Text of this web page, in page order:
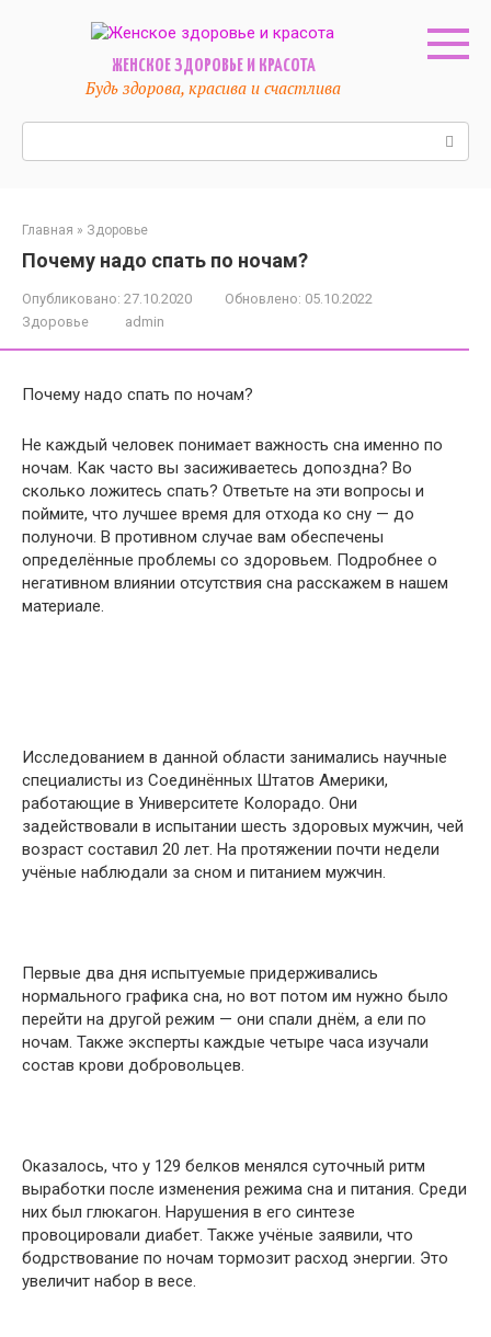
ЖЕНСКОЕ ЗДОРОВЬЕ И КРАСОТА
Будь здорова, красива и счастлива
Главная » Здоровье
Почему надо спать по ночам?
Опубликовано: 27.10.2020 Обновлено: 05.10.2022
Здоровье
admin
Почему надо спать по ночам?
Не каждый человек понимает важность сна именно по
ночам. Как часто вы засиживаетесь допоздна? Во
сколько ложитесь спать? Ответьте на эти вопросы и
поймите, что лучшее время для отхода ко сну — до
полуночи. В противном случае вам обеспечены
определённые проблемы со здоровьем. Подробнее о
негативном влиянии отсутствия сна расскажем в нашем
материале.
Исследованием в данной области занимались научные
специалисты из Соединённых Штатов Америки,
работающие в Университете Колорадо. Они
задействовали в испытании шесть здоровых мужчин, чей
возраст составил 20 лет. На протяжении почти недели
учёные наблюдали за сном и питанием мужчин.
Первые два дня испытуемые придерживались
нормального графика сна, но вот потом им нужно было
перейти на другой режим — они спали днём, а ели по
ночам. Также эксперты каждые четыре часа изучали
состав крови добровольцев.
Оказалось, что у 129 белков менялся суточный ритм
выработки после изменения режима сна и питания. Среди
них был глюкагон. Нарушения в его синтезе
провоцировали диабет. Также учёные заявили, что
бодрствование по ночам тормозит расход энергии. Это
увеличит набор в весе.